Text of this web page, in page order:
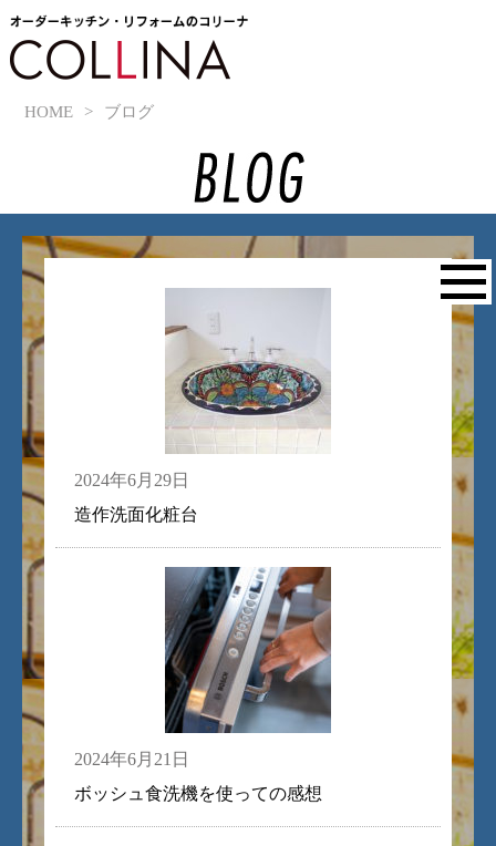
HOME > ブログ
2024年6月29日
造作洗面化粧台
2024年6月21日
ボッシュ食洗機を使っての感想